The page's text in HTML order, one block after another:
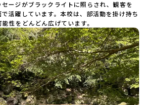
ージがブラックライトに照らされ、観客を
活躍しています。本校は、部活動を掛け持ち
性をどんどん広げています。